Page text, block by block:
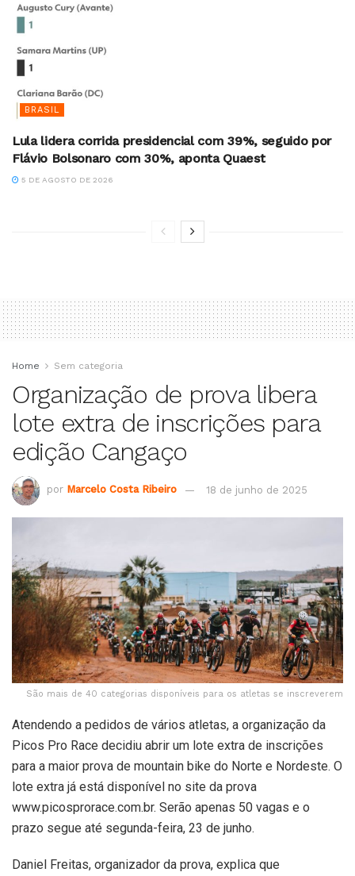
BRASIL
Lula lidera corrida presidencial com 39%, seguido por
Flávio Bolsonaro com 30%, aponta Quaest
5 DE AGOSTO DE 2026
Home Sem categoria
Organização de prova libera
lote extra de inscrições para
edição Cangaço
por Marcelo Costa Ribeiro 18 de junho de 2025
São mais de 40 categorias disponíveis para os atletas se inscreverem
Atendendo a pedidos de vários atletas, a organização da
Picos Pro Race decidiu abrir um lote extra de inscrições
para a maior prova de mountain bike do Norte e Nordeste. O
lote extra já está disponível no site da prova
www.picosprorace.com.br. Serão apenas 50 vagas e o
prazo segue até segunda-feira, 23 de junho.
Daniel Freitas, organizador da prova, explica que